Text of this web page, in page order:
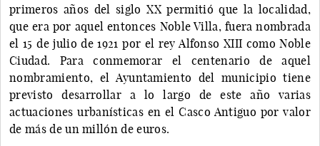
primeros años del siglo XX permitió que la localidad,
que era por aquel entonces Noble Villa, fuera nombrada
el 15 de julio de 1921 por el rey Alfonso XIII como Noble
Ciudad. Para conmemorar el centenario de aquel
nombramiento, el Ayuntamiento del municipio tiene
previsto desarrollar a lo largo de este año varias
actuaciones urbanísticas en el Casco Antiguo por valor
de más de un millón de euros.